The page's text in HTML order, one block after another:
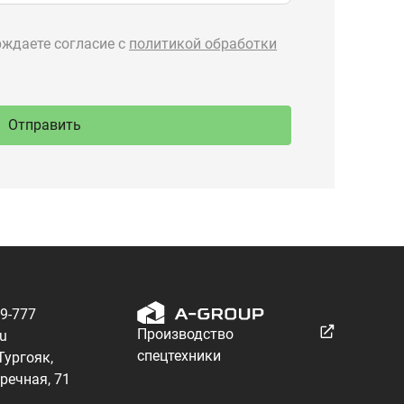
777
71
спецтехники
Разработка — ALGUS